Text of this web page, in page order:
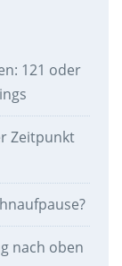
121 oder
Zeitpunkt
nach oben